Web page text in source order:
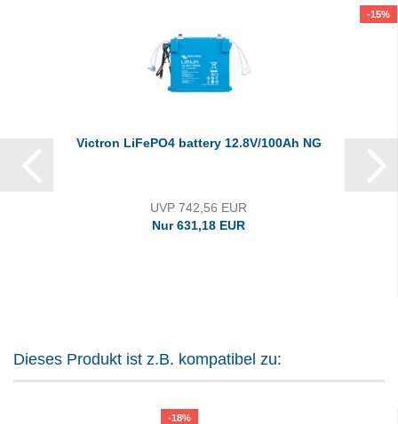
-15%
Victron LiFePO4 battery 12.8V/100Ah NG
UVP 742,56 EUR
Nur 631,18 EUR
Dieses Produkt ist z.B. kompatibel zu:
-18%